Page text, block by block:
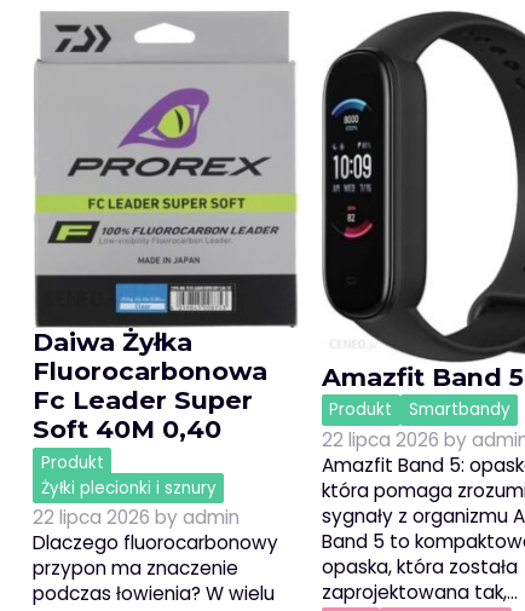
Daiwa Żyłka
Fluorocarbonowa
Fc Leader Super
Soft 40M 0,40
Produkt
Żyłki plecionki i sznury
22 lipca 2026 byadmin
Dlaczego fluorocarbonowy
przypon ma znaczenie
podczas łowienia? W wielu
Amazfit Band 5
Produkt Smartbandy
22 lipca 2026 by
Amazfit Band 5:
która pomaga
sygnały z organizmu
Band 5 to
opaska, która została
zaprojektowana tak,…